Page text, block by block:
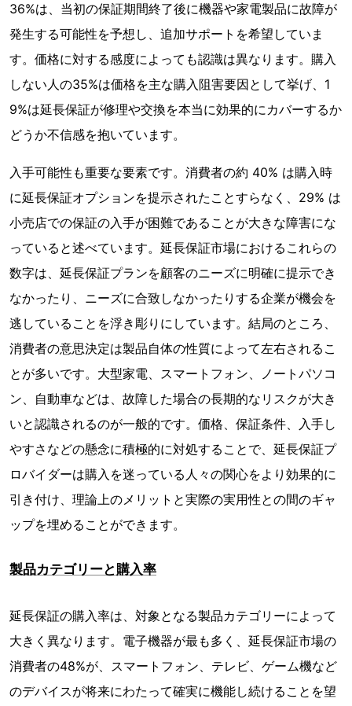
36%は、当初の保証期間終了後に機器や家電製品に故障が
発生する可能性を予想し、追加サポートを希望していま
す。価格に対する感度によっても認識は異なります。購入
しない人の35%は価格を主な購入阻害要因として挙げ、1
9%は延長保証が修理や交換を本当に効果的にカバーするか
どうか不信感を抱いています。
入手可能性も重要な要素です。消費者の約 40% は購入時
に延長保証オプションを提示されたことすらなく、29% は
小売店での保証の入手が困難であることが大きな障害にな
っていると述べています。延長保証市場におけるこれらの
数字は、延長保証プランを顧客のニーズに明確に提示でき
なかったり、ニーズに合致しなかったりする企業が機会を
逃していることを浮き彫りにしています。結局のところ、
消費者の意思決定は製品自体の性質によって左右されるこ
とが多いです。大型家電、スマートフォン、ノートパソコ
ン、自動車などは、故障した場合の長期的なリスクが大き
いと認識されるのが一般的です。価格、保証条件、入手し
やすさなどの懸念に積極的に対処することで、延長保証プ
ロバイダーは購入を迷っている人々の関心をより効果的に
引き付け、理論上のメリットと実際の実用性との間のギャ
ップを埋めることができます。
製品カテゴリーと購入率
延長保証の購入率は、対象となる製品カテゴリーによって
大きく異なります。電子機器が最も多く、延長保証市場の
消費者の48%が、スマートフォン、テレビ、ゲーム機など
のデバイスが将来にわたって確実に機能し続けることを望